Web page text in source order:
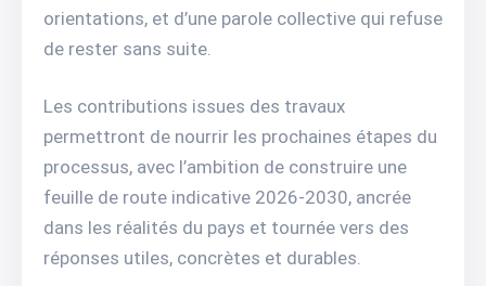
orientations, et d’une parole collective qui refuse
de rester sans suite.
Les contributions issues des travaux
permettront de nourrir les prochaines étapes du
processus, avec l’ambition de construire une
feuille de route indicative 2026-2030, ancrée
dans les réalités du pays et tournée vers des
réponses utiles, concrètes et durables.